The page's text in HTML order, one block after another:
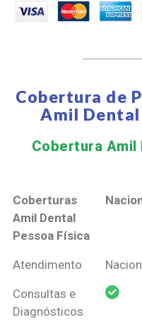
Cobertura de
Amil
Cobertura Amil
Coberturas
Amil Dental
Pessoa Física
Coberturas
Pessoa Física
Atendimento
Consultas e
Diagnósticos